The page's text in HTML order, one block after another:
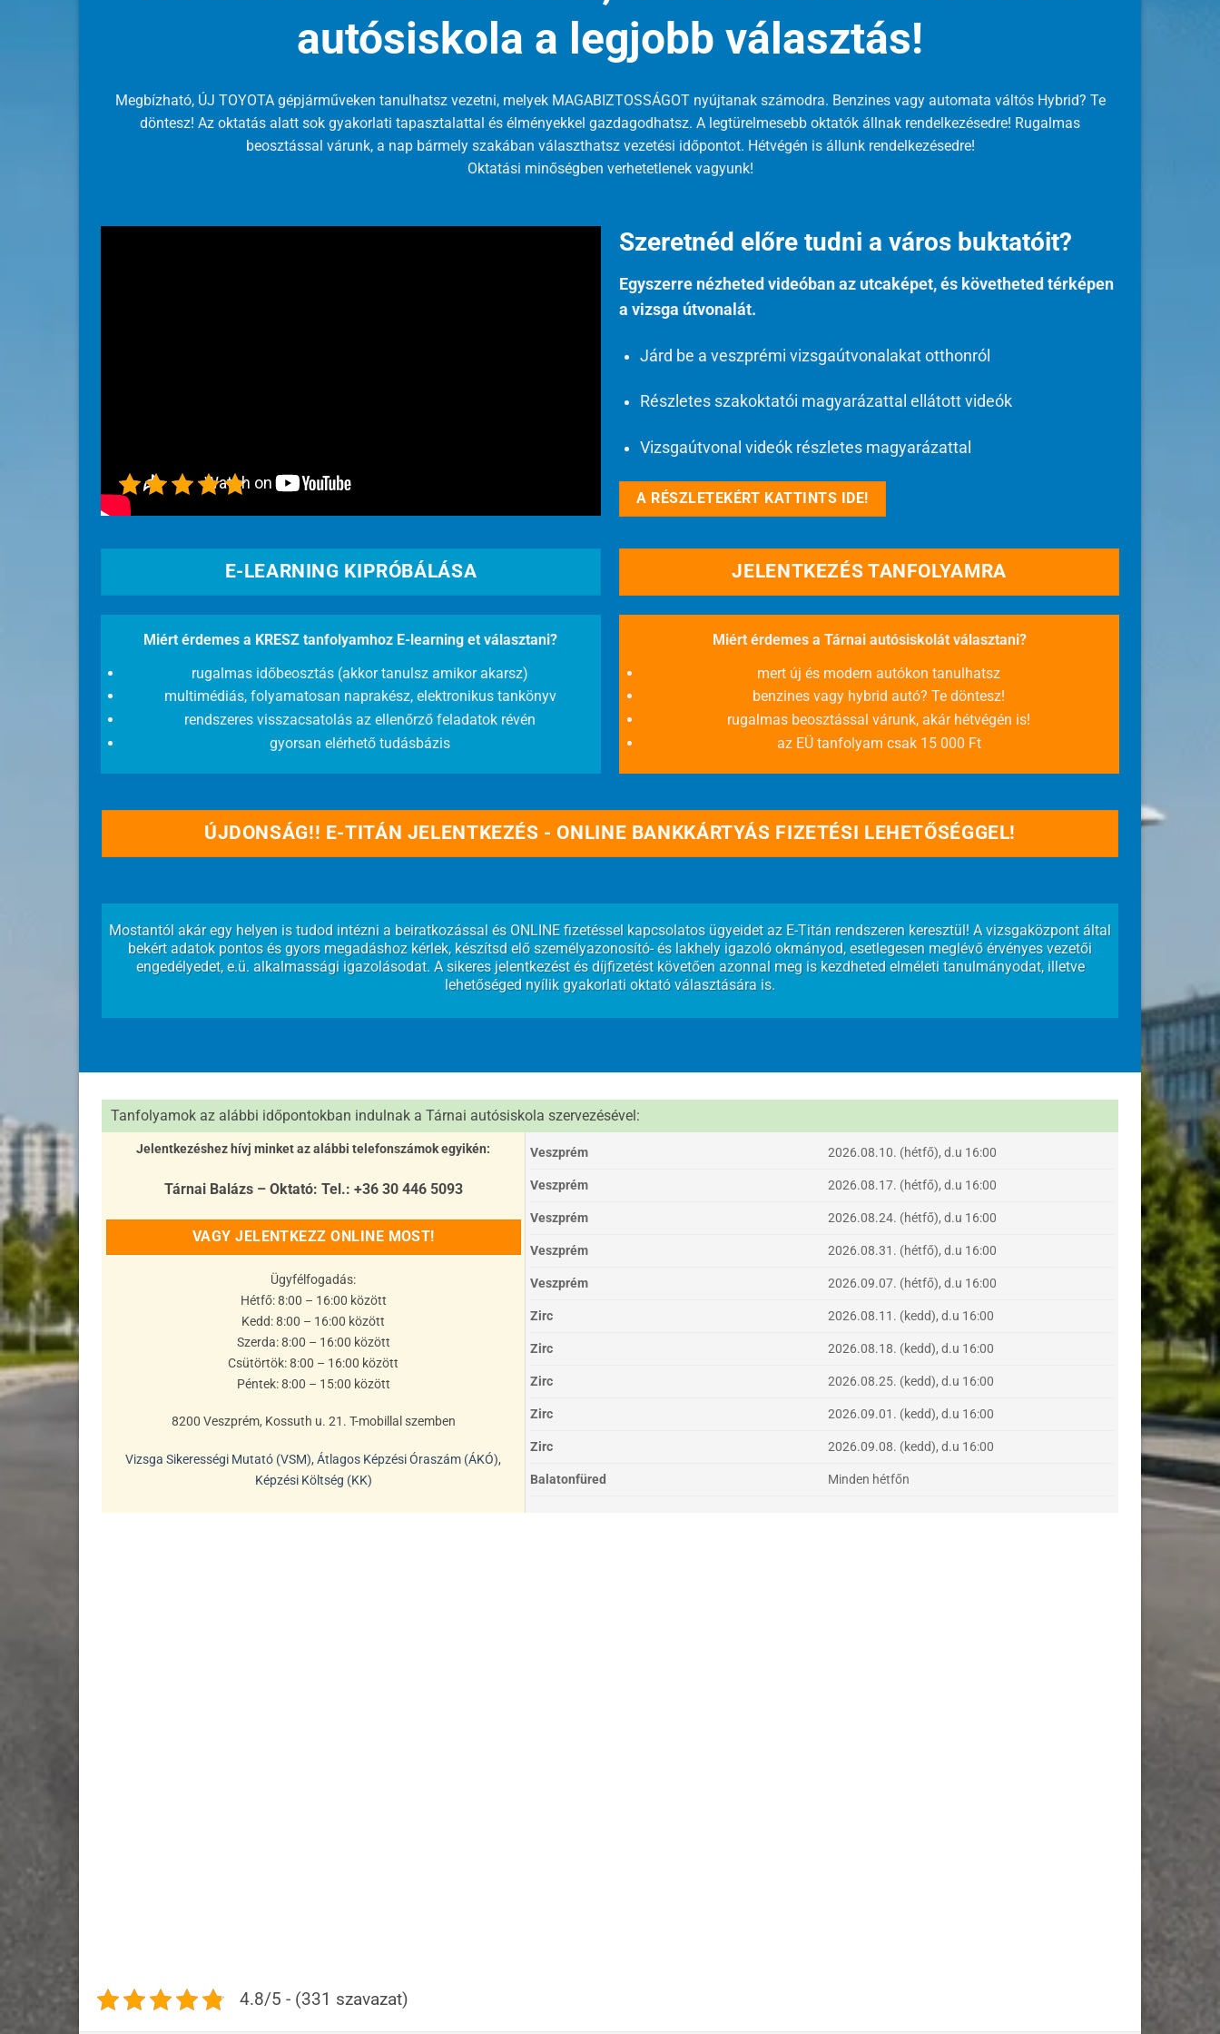
autósiskola a legjobb választás!
Megbízható, ÚJ TOYOTA gépjárműveken tanulhatsz vezetni, melyek MAGABIZTOSSÁGOT nyújtanak számodra. Benzines vagy automata váltós Hybrid? Te
döntesz! Az oktatás alatt sok gyakorlati tapasztalattal és élményekkel gazdagodhatsz. A legtürelmesebb oktatók állnak rendelkezésedre! Rugalmas
beosztással várunk, a nap bármely szakában választhatsz vezetési időpontot. Hétvégén is állunk rendelkezésedre!
Oktatási minőségben verhetetlenek vagyunk!
4.8/5 - (331 szavazat)
Szeretnéd előre tudni a város buktatóit?
Egyszerre nézheted videóban az utcaképet, és követheted térképen
a vizsga útvonalát.
Járd be a veszprémi vizsgaútvonalakat otthonról
Részletes szakoktatói magyarázattal ellátott videók
Vizsgaútvonal videók részletes magyarázattal
A RÉSZLETEKÉRT KATTINTS IDE!
E-LEARNING KIPRÓBÁLÁSA
Miért érdemes a KRESZ tanfolyamhoz E-learning et választani?
rugalmas időbeosztás (akkor tanulsz amikor akarsz)
multimédiás, folyamatosan naprakész, elektronikus tankönyv
rendszeres visszacsatolás az ellenőrző feladatok révén
gyorsan elérhető tudásbázis
JELENTKEZÉS TANFOLYAMRA
Miért érdemes a Tárnai autósiskolát választani?
mert új és modern autókon tanulhatsz
benzines vagy hybrid autó? Te döntesz!
rugalmas beosztással várunk, akár hétvégén is!
az EÜ tanfolyam csak 15 000 Ft
ÚJDONSÁG!! E-TITÁN JELENTKEZÉS - ONLINE BANKKÁRTYÁS FIZETÉSI LEHETŐSÉGGEL!
Mostantól akár egy helyen is tudod intézni a beiratkozással és ONLINE fizetéssel kapcsolatos ügyeidet az E-Titán rendszeren keresztül! A vizsgaközpont által
bekért adatok pontos és gyors megadáshoz kérlek, készítsd elő személyazonosító- és lakhely igazoló okmányod, esetlegesen meglévő érvényes vezetői
engedélyedet, e.ü. alkalmassági igazolásodat. A sikeres jelentkezést és díjfizetést követően azonnal meg is kezdheted elméleti tanulmányodat, illetve
lehetőséged nyílik gyakorlati oktató választására is.
Tanfolyamok az alábbi időpontokban indulnak a Tárnai autósiskola szervezésével:
Jelentkezéshez hívj minket az alábbi telefonszámok egyikén:
Tárnai Balázs – Oktató: Tel.: +36 30 446 5093
VAGY JELENTKEZZ ONLINE MOST!
Ügyfélfogadás:
Hétfő: 8:00 – 16:00 között
Kedd: 8:00 – 16:00 között
Szerda: 8:00 – 16:00 között
Csütörtök: 8:00 – 16:00 között
Péntek: 8:00 – 15:00 között
8200 Veszprém, Kossuth u. 21. T-mobillal szemben
Vizsga Sikerességi Mutató (VSM), Átlagos Képzési Óraszám (ÁKÓ),
Képzési Költség (KK)
Veszprém 2026.08.10. (hétfő), d.u 16:00
Veszprém 2026.08.17. (hétfő), d.u 16:00
Veszprém 2026.08.24. (hétfő), d.u 16:00
Veszprém 2026.08.31. (hétfő), d.u 16:00
Veszprém 2026.09.07. (hétfő), d.u 16:00
Zirc 2026.08.11. (kedd), d.u 16:00
Zirc 2026.08.18. (kedd), d.u 16:00
Zirc 2026.08.25. (kedd), d.u 16:00
Zirc 2026.09.01. (kedd), d.u 16:00
Zirc 2026.09.08. (kedd), d.u 16:00
Balatonfüred Minden hétfőn
4.8/5 - (331 szavazat)